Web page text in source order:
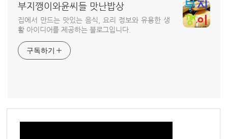
부지깽이와윤씨들 맛난밥상
집에서 만드는 맛있는 음식, 요리 정보와 유용한 생
활 아이디어를 제공하는 블로그입니다.
구독하기